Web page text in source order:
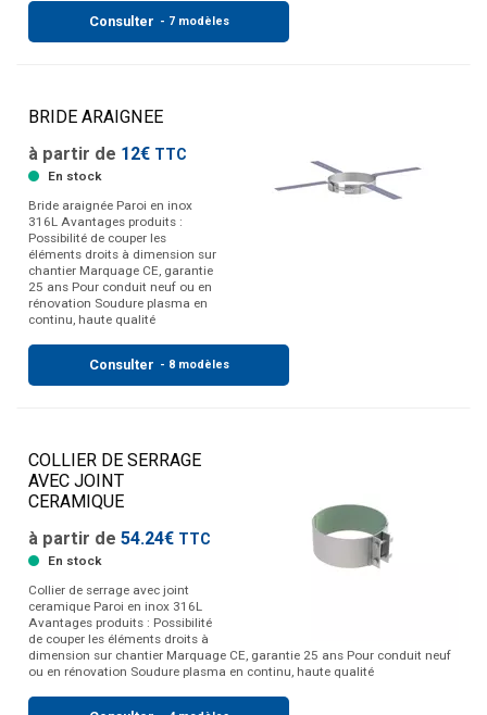
Consulter - 7 modèles
BRIDE ARAIGNEE
à partir de 12€ TTC
En stock
Bride araignée Paroi en inox
316L Avantages produits :
Possibilité de couper les
éléments droits à dimension sur
chantier Marquage CE, garantie
25 ans Pour conduit neuf ou en
rénovation Soudure plasma en
continu, haute qualité
Consulter - 8 modèles
COLLIER DE SERRAGE
AVEC JOINT
CERAMIQUE
à partir de 54.24€ TTC
En stock
Collier de serrage avec joint
ceramique Paroi en inox 316L
Avantages produits : Possibilité
de couper les éléments droits à
dimension sur chantier Marquage CE, garantie 25 ans Pour conduit neuf
ou en rénovation Soudure plasma en continu, haute qualité